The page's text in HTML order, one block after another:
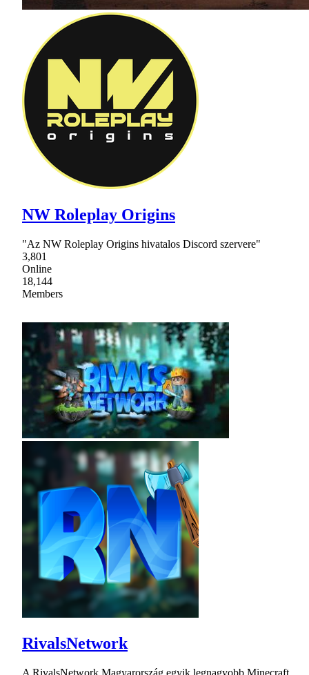
NW Roleplay Origins
"Az NW Roleplay Origins hivatalos Discord szervere"
3,801
Online
18,144
Members
RivalsNetwork
A RivalsNetwork Magyarország egyik legnagyobb Minecraft